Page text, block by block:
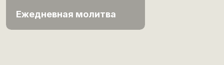
Ежедневная молитва